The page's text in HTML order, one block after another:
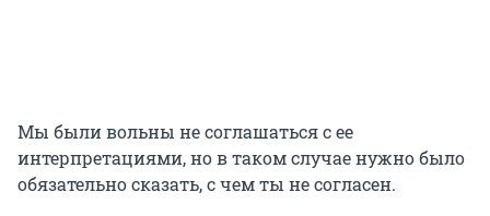
Мы были вольны не соглашаться с ее
интерпретациями, но в таком случае нужно было
обязательно сказать, с чем ты не согласен.